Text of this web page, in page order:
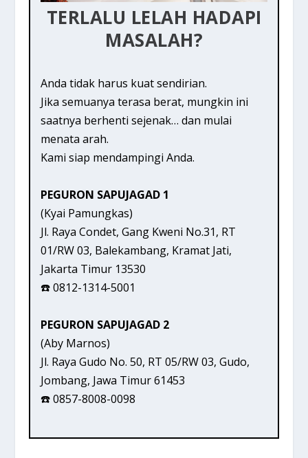
TERLALU LELAH HADAPI
MASALAH?
Anda tidak harus kuat sendirian.
Jika semuanya terasa berat, mungkin ini
saatnya berhenti sejenak… dan mulai
menata arah.
Kami siap mendampingi Anda.
PEGURON SAPUJAGAD 1
(Kyai Pamungkas)
Jl. Raya Condet, Gang Kweni No.31, RT
01/RW 03, Balekambang, Kramat Jati,
Jakarta Timur 13530
☎️ 0812-1314-5001
PEGURON SAPUJAGAD 2
(Aby Marnos)
Jl. Raya Gudo No. 50, RT 05/RW 03, Gudo,
Jombang, Jawa Timur 61453
☎️ 0857-8008-0098